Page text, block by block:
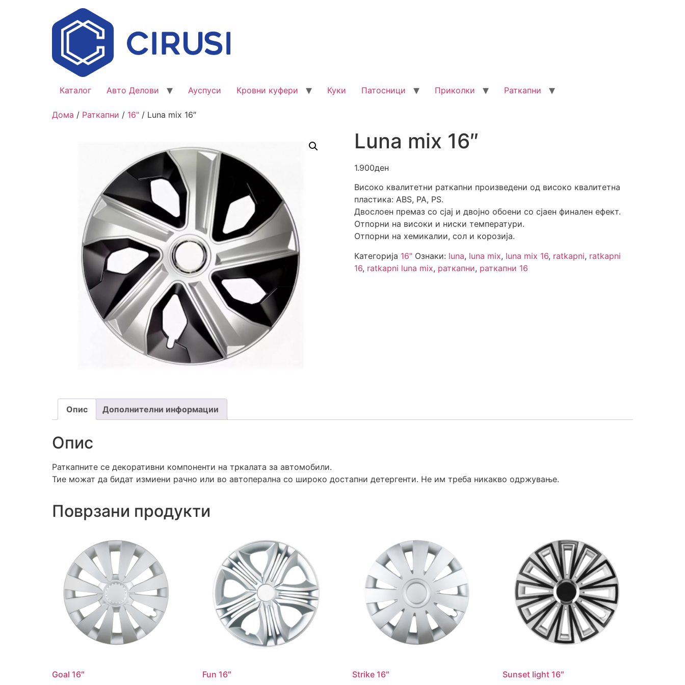
Каталог Авто Делови Ауспуси Кровни куфери Куки Патосници Приколки Раткапни
Дома / Раткапни / 16" / Luna mix 16″
Luna mix 16″
1.900ден
Високо квалитетни раткапни произведени од високо квалитетна
пластика: ABS, PA, PS.
Двослоен премаз со сјај и двојно обоени со сјаен финален ефект.
Отпорни на високи и ниски температури.
Отпорни на хемикалии, сол и корозија.
Категорија 16" Ознаки: luna, luna mix, luna mix 16, ratkapni, ratkapni
16, ratkapni luna mix, раткапни, раткапни 16
Опис Дополнителни информации
Опис
Раткапните се декоративни компоненти на тркалата за автомобили.
Тие можат да бидат измиени рачно или во автоперална со широко достапни детергенти. Не им треба никакво одржување.
Поврзани продукти
Goal 16″ Fun 16″ Strike 16″ Sunset light 16″